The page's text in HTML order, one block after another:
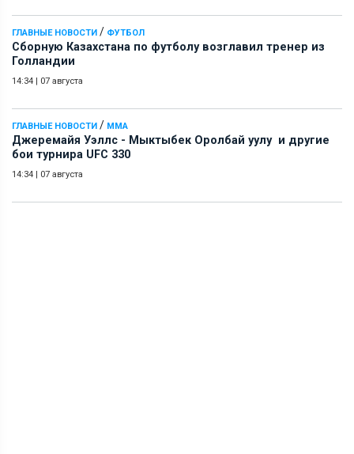
ГЛАВНЫЕ НОВОСТИ / ФУТБОЛ
Сборную Казахстана по футболу возглавил тренер из
Голландии
14:34 | 07 августа
ГЛАВНЫЕ НОВОСТИ / ММА
Джеремайя Уэллс - Мыктыбек Оролбай уулу и другие
бои турнира UFC 330
14:34 | 07 августа